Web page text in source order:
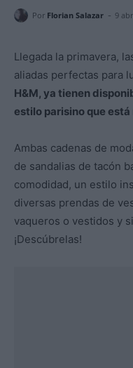
Por Florian Salazar - 9
Llegada la primavera,
aliadas perfectas para
H&M, ya tienen
estilo parisino que
Ambas cadenas de
de sandalias de tacón
comodidad, un estilo
diversas prendas de
vaqueros o vestidos y
¡Descúbrelas!